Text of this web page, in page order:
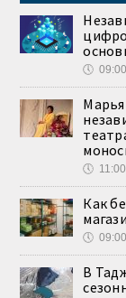
🕔
🕔
Как
🕔
В